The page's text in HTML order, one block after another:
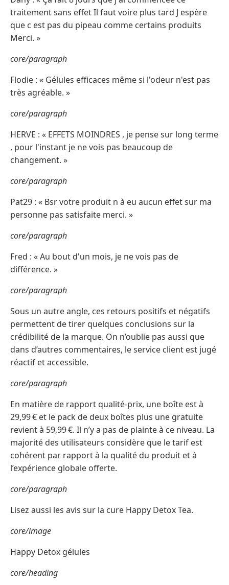
traitement sans effet Il faut voire plus tard J espère
que c est pas du pipeau comme certains produits
Merci. »
core/paragraph
Flodie : « Gélules efficaces même si l'odeur n'est pas
très agréable. »
core/paragraph
HERVE : « EFFETS MOINDRES , je pense sur long terme
, pour l'instant je ne vois pas beaucoup de
changement. »
core/paragraph
Pat29 : « Bsr votre produit n à eu aucun effet sur ma
personne pas satisfaite merci. »
core/paragraph
Fred : « Au bout d'un mois, je ne vois pas de
différence. »
core/paragraph
Sous un autre angle, ces retours positifs et négatifs
permettent de tirer quelques conclusions sur la
crédibilité de la marque. On n’oublie pas aussi que
dans d’autres commentaires, le service client est jugé
réactif et accessible.
core/paragraph
En matière de rapport qualité-prix, une boîte est à
29,99 € et le pack de deux boîtes plus une gratuite
revient à 59,99 €. Il n’y a pas de plainte à ce niveau. La
majorité des utilisateurs considère que le tarif est
cohérent par rapport à la qualité du produit et à
l’expérience globale offerte.
core/paragraph
Lisez aussi les avis sur la cure Happy Detox Tea.
core/image
Happy Detox gélules
core/heading